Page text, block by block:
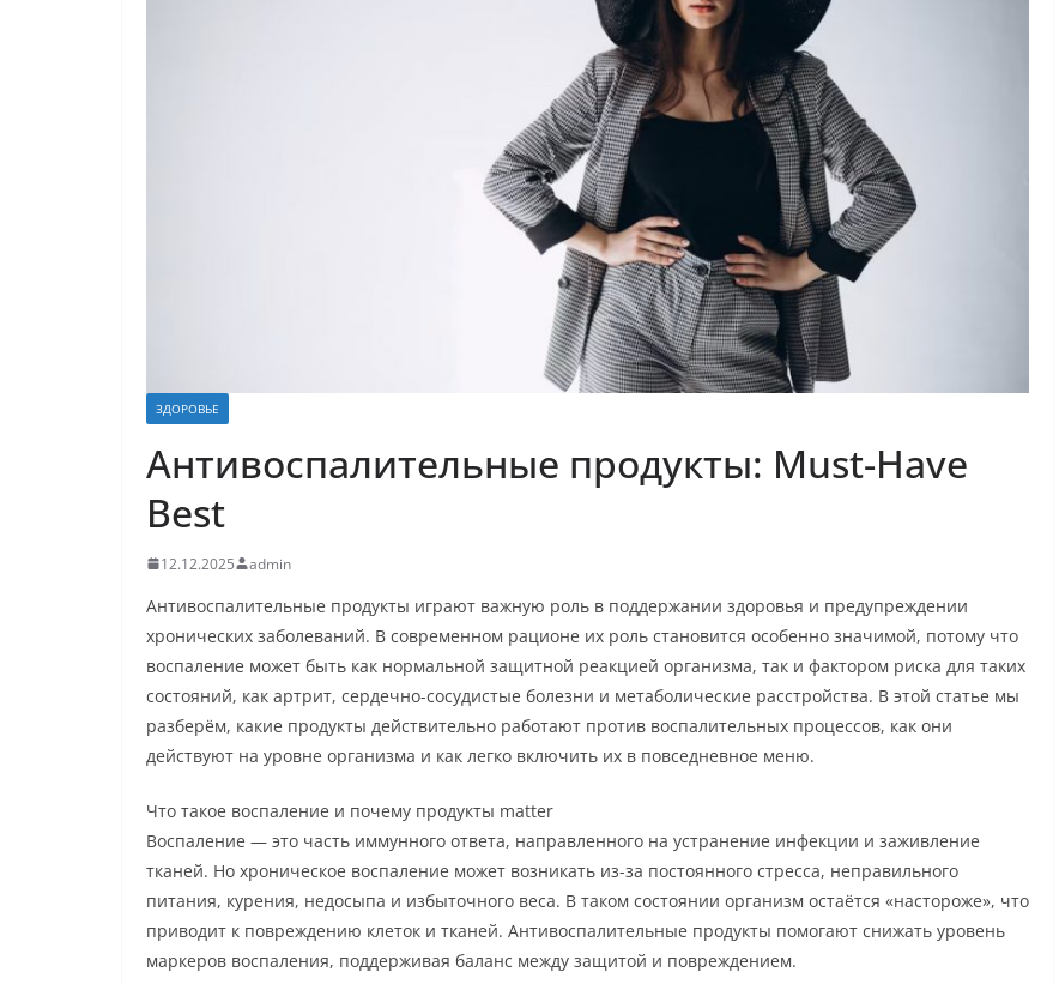
ЗДОРОВЬЕ
Антивоспалительные продукты: Must-Have
Best
12.12.2025 admin
Антивоспалительные продукты играют важную роль в поддержании здоровья и предупреждении
хронических заболеваний. В современном рационе их роль становится особенно значимой, потому что
воспаление может быть как нормальной защитной реакцией организма, так и фактором риска для таких
состояний, как артрит, сердечно-сосудистые болезни и метаболические расстройства. В этой статье мы
разберём, какие продукты действительно работают против воспалительных процессов, как они
действуют на уровне организма и как легко включить их в повседневное меню.
Что такое воспаление и почему продукты matter
Воспаление — это часть иммунного ответа, направленного на устранение инфекции и заживление
тканей. Но хроническое воспаление может возникать из-за постоянного стресса, неправильного
питания, курения, недосыпа и избыточного веса. В таком состоянии организм остаётся «настороже», что
приводит к повреждению клеток и тканей. Антивоспалительные продукты помогают снижать уровень
маркеров воспаления, поддерживая баланс между защитой и повреждением.